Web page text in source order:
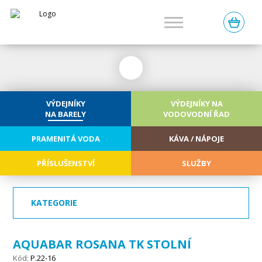
0
VÝDEJNÍKY
NA BARELY
VÝDEJNÍKY NA
VODOVODNÍ ŘAD
PRAMENITÁ VODA KÁVA / NÁPOJE
PŘÍSLUŠENSTVÍ SLUŽBY
KATEGORIE
AQUABAR ROSANA TK STOLNÍ
Kód:P.22-16